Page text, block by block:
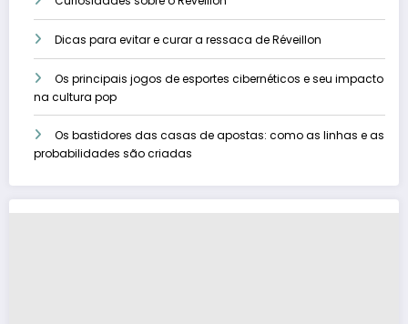
Dicas para evitar e curar a ressaca de Réveillon
Os principais jogos de esportes cibernéticos e seu impacto
na cultura pop
Os bastidores das casas de apostas: como as linhas e as
probabilidades são criadas